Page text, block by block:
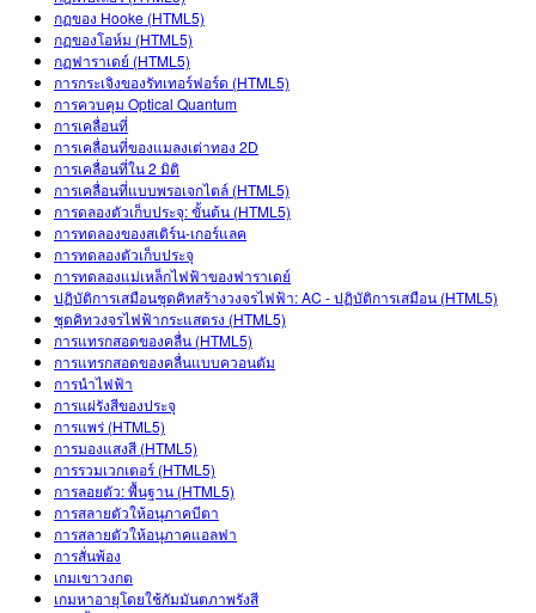
เคมี
วิทยาศาสตร์ของโลก
ชีววิทยา
สถานการณ์จำลองที่แปลภาษาแล้ว
Customizable Sims
Start a Free Trial
Purchase a License
ร่วมแบ่งปันกิจกรรม
Activity Contribution Guidelines
Virtual Workshops
Professional Learning with PhET
Teaching with PhET
INITIATIVES
Inclusive Design
PhET Global
Data Fluency
DEIB in STEM Ed
SceneryStack OSE
Impact Report
เข้าสู่ระบบ / สมัครเพื่อเข้าใช้ระบบ
เข้าสู่ระบบ / สมัครเพื่อเข้าใช้ระบบ
กฏของ Hooke (HTML5)
กฏของโอห์ม (HTML5)
กฏฟาราเดย์ (HTML5)
การกระเจิงของรัทเทอร์ฟอร์ด (HTML5)
การควบคุม Optical Quantum
การเคลื่อนที่
การเคลื่อนที่ของแมลงเต่าทอง 2D
การเคลื่อนที่ใน 2 มิติ
การเคลื่อนที่แบบพรอเจกไตล์ (HTML5)
การดลองตัวเก็บประจุ: ขั้นต้น (HTML5)
การทดลองของสเติร์น-เกอร์แลค
การทดลองตัวเก็บประจุ
การทดลองแม่เหล็กไฟฟ้าของฟาราเดย์
ปฏิบัติการเสมือนชุดคิทสร้างวงจรไฟฟ้า: AC - ปฏิบัติการเสมือน (HTML5)
ชุดคิทวงจรไฟฟ้ากระแสตรง (HTML5)
การแทรกสอดของคลื่น (HTML5)
การแทรกสอดของคลื่นแบบควอนตัม
การนำไฟฟ้า
การแผ่รังสีของประจุ
การแพร่ (HTML5)
การมองแสงสี (HTML5)
การรวมเวกเตอร์ (HTML5)
การลอยตัว: พื้นฐาน (HTML5)
การสลายตัวให้อนุภาคบีตา
การสลายตัวให้อนุภาคแอลฟา
การสั่นพ้อง
เกมเขาวงกต
เกมหาอายุโดยใช้กัมมันตภาพรังสี